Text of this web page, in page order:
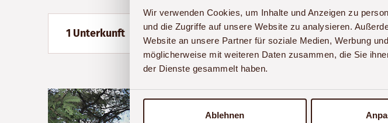
Wir verwenden Cookies, um Inhalte und Anzeigen zu
und die Zugriffe auf unsere Website zu analysieren.
Website an unsere Partner für soziale Medien, Werbung
möglicherweise mit weiteren Daten zusammen, die Sie
der Dienste gesammelt haben.
Ablehnen
1 Unterkunft